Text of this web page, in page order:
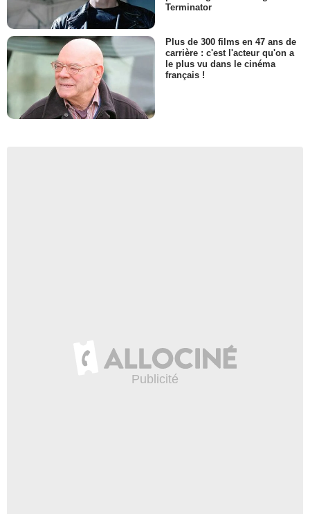
Terminator
Plus de 300 films en 47 ans de
carrière : c'est l'acteur qu'on a
le plus vu dans le cinéma
français !